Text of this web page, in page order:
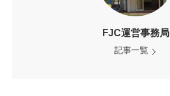
FJC運営事務局
記事一覧